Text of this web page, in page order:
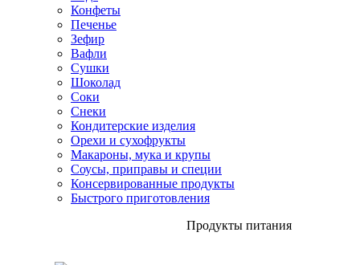
Конфеты
Печенье
Зефир
Вафли
Сушки
Шоколад
Соки
Снеки
Кондитерские изделия
Орехи и сухофрукты
Макароны, мука и крупы
Соусы, приправы и специи
Консервированные продукты
Быстрого приготовления
Продукты питания